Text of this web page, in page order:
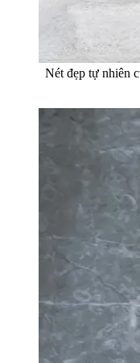
Nét đẹp tự nhiên